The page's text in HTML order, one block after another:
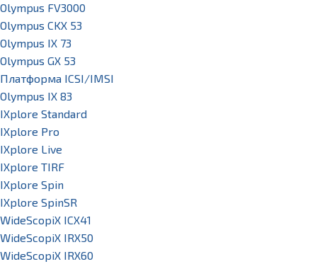
Olympus FV3000
Olympus CKX 53
Olympus IX 73
Olympus GX 53
Платформа ICSI/IMSI
Olympus IX 83
IXplore Standard
IXplore Pro
IXplore Live
IXplore TIRF
IXplore Spin
IXplore SpinSR
WideScopiX ICX41
WideScopiX IRX50
WideScopiX IRX60